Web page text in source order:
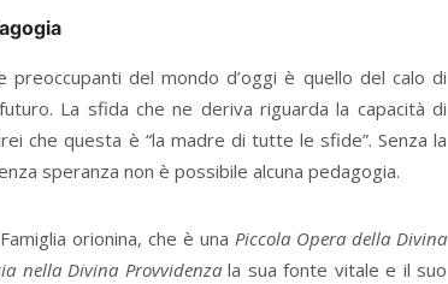
del mondo d’oggi è quello del calo di
La sfida che ne deriva riguarda la capacità di
che questa è “la madre di tutte le sfide”. Senza la
speranza non è possibile alcuna pedagogia.
orionina, che è una Piccola Opera della Divina
nella Divina Provvidenzala sua fonte vitale e il suo